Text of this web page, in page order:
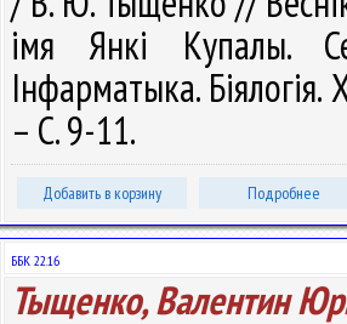
імя Янкі Купалы.
Інфарматыка.
– С. 9-11.
Добавить в корзину Подробнее
ББК 22.16
Тыщенко, Валентин